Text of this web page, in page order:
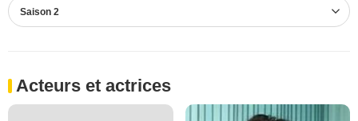
Saison 2
Acteurs et actrices